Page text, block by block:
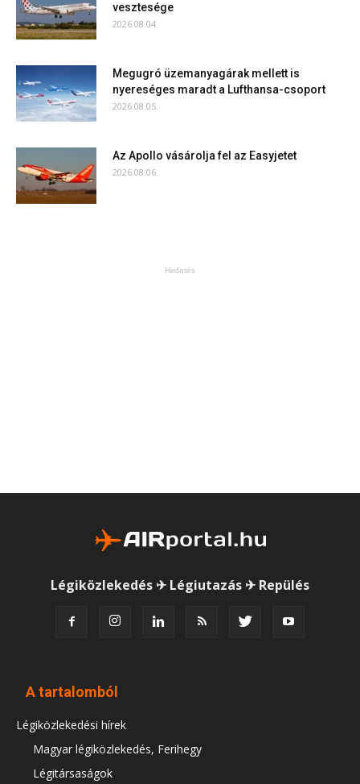
vesztesége
2026.08.04.
Megugró üzemanyagárak mellett is
nyereséges maradt a Lufthansa-csoport
2026.08.05.
Az Apollo vásárolja fel az Easyjetet
2026.08.06.
Hirdetés
Légiközlekedés ✈ Légiutazás ✈ Repülés
A tartalomból
Légiközlekedési hírek
Magyar légiközlekedés, Ferihegy
Légitársaságok